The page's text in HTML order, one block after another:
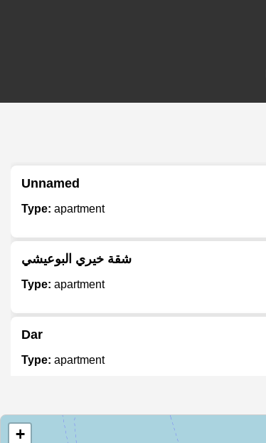
Unnamed
Type: apartment
شقة خيري البوعيشي
Type: apartment
Dar
Type: apartment
Type: apartment
+